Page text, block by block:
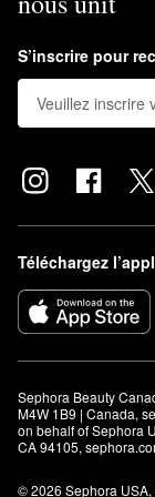
S’inscrire pour
Téléchargez
Sephora Beauty
M4W 1B9 | Canada,
on behalf of Sephora
CA 94105,
© 2026 Sephora USA,